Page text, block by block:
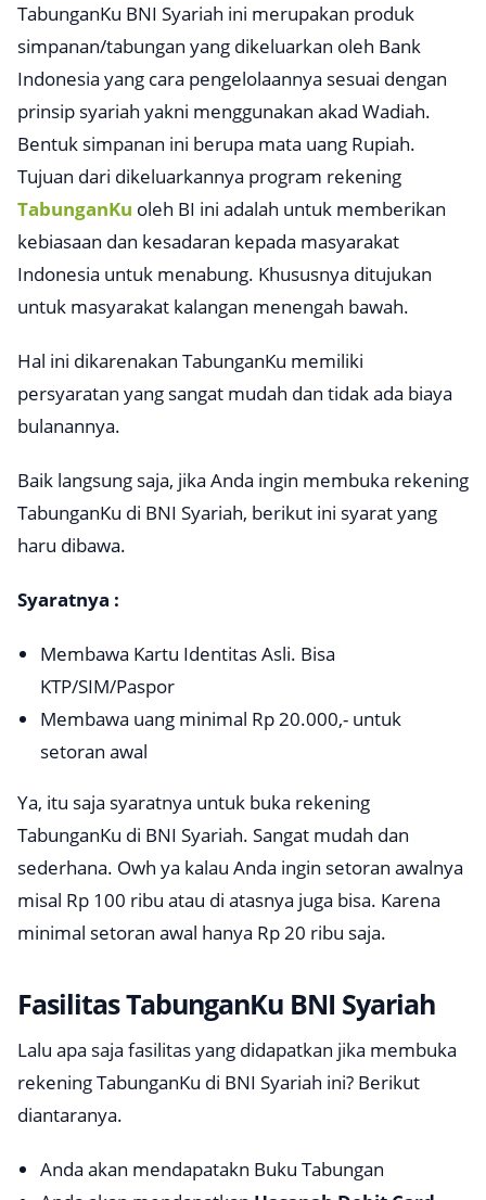
TabunganKu BNI Syariah ini merupakan produk
simpanan/tabungan yang dikeluarkan oleh Bank
Indonesia yang cara pengelolaannya sesuai dengan
prinsip syariah yakni menggunakan akad Wadiah.
Bentuk simpanan ini berupa mata uang Rupiah.
Tujuan dari dikeluarkannya program rekening
TabunganKu oleh BI ini adalah untuk memberikan
kebiasaan dan kesadaran kepada masyarakat
Indonesia untuk menabung. Khususnya ditujukan
untuk masyarakat kalangan menengah bawah.
Hal ini dikarenakan TabunganKu memiliki
persyaratan yang sangat mudah dan tidak ada biaya
bulanannya.
Baik langsung saja, jika Anda ingin membuka rekening
TabunganKu di BNI Syariah, berikut ini syarat yang
haru dibawa.
Syaratnya :
Membawa Kartu Identitas Asli. Bisa
KTP/SIM/Paspor
Membawa uang minimal Rp 20.000,- untuk
setoran awal
Ya, itu saja syaratnya untuk buka rekening
TabunganKu di BNI Syariah. Sangat mudah dan
sederhana. Owh ya kalau Anda ingin setoran awalnya
misal Rp 100 ribu atau di atasnya juga bisa. Karena
minimal setoran awal hanya Rp 20 ribu saja.
Fasilitas TabunganKu BNI Syariah
Lalu apa saja fasilitas yang didapatkan jika membuka
rekening TabunganKu di BNI Syariah ini? Berikut
diantaranya.
Anda akan mendapatakn Buku Tabungan